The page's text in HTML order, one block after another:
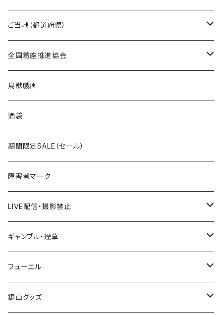
トートバッグ
国道0～99号線
国道100～199号線
国道600～699号線
国道700～799号線
Tシャツ
キャップ
ステッカー
ROUTE 0～99号線
ROUTE100～199号線
ROUTE600～699号線
ROUTE700～799号線
Tシャツ
ROUTE 0～99号線
ROUTE 100～199号線
ROUTE 600～699号線
ROUTE 700～799号線
キャップ
ROUTE 0～99号線
ROUTE 100～199号線
ROUTE 600～699号線
ROUTE 700～799号線
ご当地（都道府県）
北海道
青森県
岩手県
宮城県
秋田県
Tシャツ
ステッカー
山形県
福島県
茨城県
栃木県
全国着座推進協会
ステッカー
鳥獣戯画
酒袋
期間限定SALE（セール）
障害者マーク
LIVE配信・撮影禁止
LIVE配信禁止
撮影禁止
ギャンブル・煙草
ホテルキーホルダー
たばこ・禁煙ステッカー
フューエル
ステッカー
鋸山グッズ